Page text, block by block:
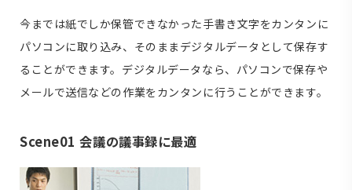
今までは紙でしか保管できなかった手書き文字をカンタンに
パソコンに取り込み、そのままデジタルデータとして保存す
ることができます。デジタルデータなら、パソコンで保存や
メールで送信などの作業をカンタンに行うことができます。
Scene01 会議の議事録に最適